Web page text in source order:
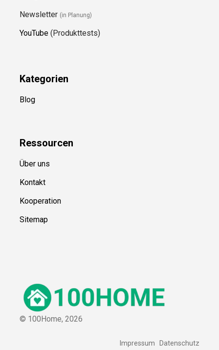
Newsletter (in Planung)
YouTube (Produkttests)
Kategorien
Blog
Ressourcen
Über uns
Kontakt
Kooperation
Sitemap
© 100Home, 2026
Impressum Datenschutz